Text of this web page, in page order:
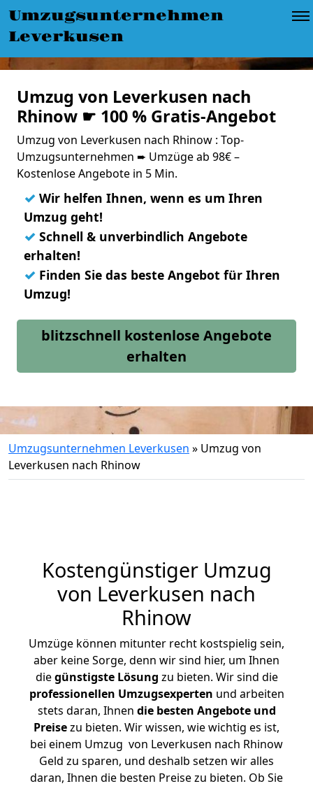
Umzugsunternehmen
Leverkusen
Umzug von Leverkusen nach
Rhinow ☛ 100 % Gratis-Angebot
Umzug von Leverkusen nach Rhinow : Top-
Umzugsunternehmen ➨ Umzüge ab 98€ –
Kostenlose Angebote in 5 Min.
✓ Wir helfen Ihnen, wenn es um Ihren
Umzug geht!
✓ Schnell & unverbindlich Angebote
erhalten!
✓ Finden Sie das beste Angebot für Ihren
Umzug!
blitzschnell kostenlose Angebote
erhalten
Umzugsunternehmen Leverkusen » Umzug von
Leverkusen nach Rhinow
Kostengünstiger Umzug
von Leverkusen nach
Rhinow
Umzüge können mitunter recht kostspielig sein,
aber keine Sorge, denn wir sind hier, um Ihnen
diegünstigste Lösung zu bieten. Wir sind die
professionellen Umzugsexperten und arbeiten
stets daran, Ihnen die besten Angebote und
Preisezu bieten. Wir wissen, wie wichtig es ist,
bei einem Umzug von Leverkusen nach Rhinow
Geld zu sparen, und deshalb setzen wir alles
daran, Ihnen die besten Preise zu bieten. Ob Sie